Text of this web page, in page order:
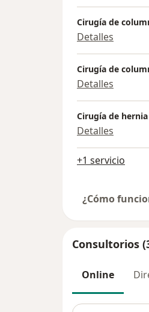
Cirugía de
Detalles
Cirugía de
Detalles
Cirugía de
Detalles
+1 servicio
¿Cómo
Consultorios
Online